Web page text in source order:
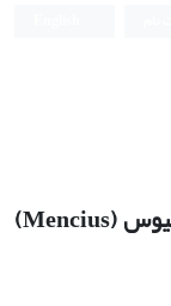
تحلیلی هرمنوتیکی از فلسفه‌‏ورزی منسیوس (Mencius)